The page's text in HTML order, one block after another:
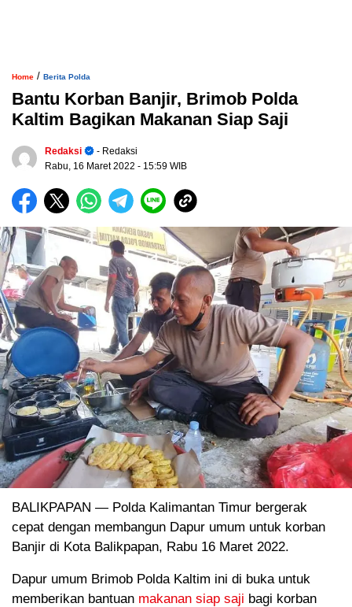
Home / Berita Polda
Bantu Korban Banjir, Brimob Polda
Kaltim Bagikan Makanan Siap Saji
Redaksi
- Redaksi
Rabu, 16 Maret 2022 - 15:59 WIB
BALIKPAPAN — Polda Kalimantan Timur bergerak
cepat dengan membangun Dapur umum untuk korban
Banjir di Kota Balikpapan, Rabu 16 Maret 2022.
Dapur umum Brimob Polda Kaltim ini di buka untuk
memberikan bantuan makanan siap saji bagi korban